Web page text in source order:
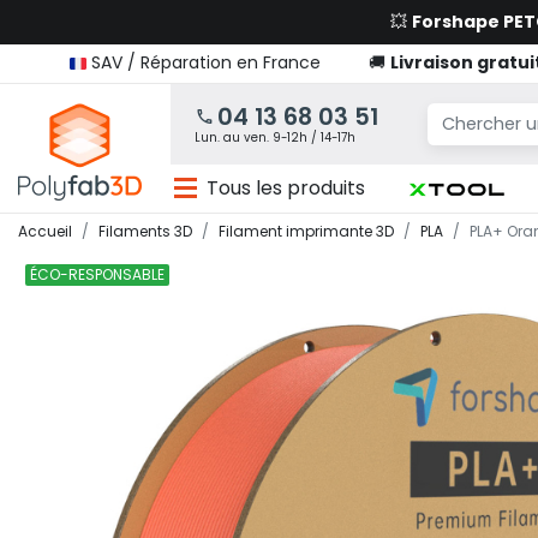
💥 Forshape
SAV / Réparation en France
🚚 Livraison
04 13 68 03 51
Lun. au ven. 9-12h / 14-17h
Tous les produits
Accueil Filaments 3D Filament imprimante 3D PLA PLA+
ÉCO-RESPONSABLE